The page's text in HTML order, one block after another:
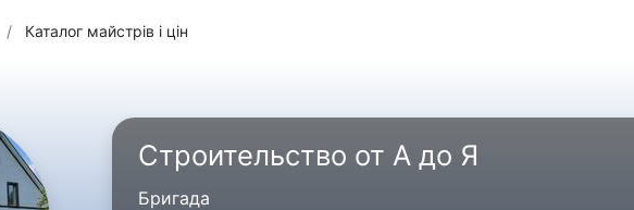
/ Каталог майстрів і цін
Строительство от А до Я
Бригада